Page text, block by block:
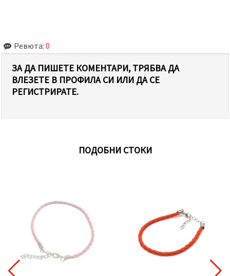
Ревюта: 0
ЗА ДА ПИШЕТЕ КОМЕНТАРИ, ТРЯБВА ДА
ВЛЕЗЕТЕ В ПРОФИЛА СИ ИЛИ ДА СЕ
РЕГИСТРИРАТЕ.
ПОДОБНИ СТОКИ